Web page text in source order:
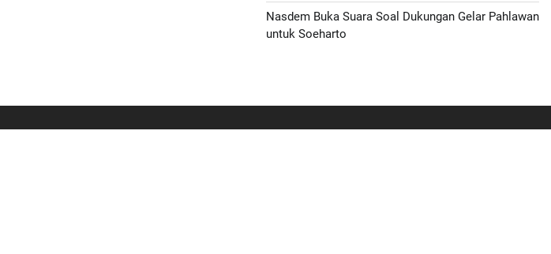
Nasdem Buka Suara Soal Dukungan Gelar Pahlawan
untuk Soeharto